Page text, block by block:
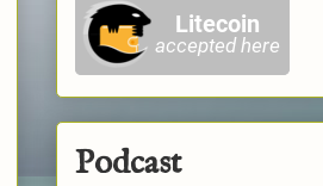
Podcast